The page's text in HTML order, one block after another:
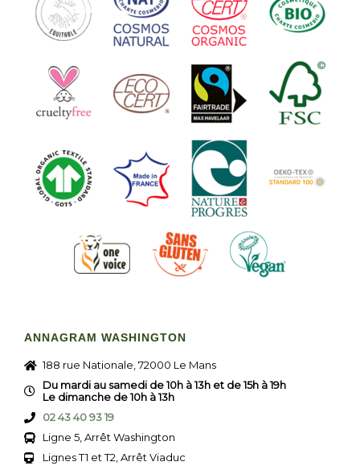
ANNAGRAM WASHINGTON
188 rue Nationale, 72000 Le Mans
Du mardi au samedi de 10h à 13h et de 15h à 19h
Le dimanche de 10h à 13h
02 43 40 93 19
Ligne 5, Arrêt Washington
Lignes T1 et T2, Arrêt Viaduc